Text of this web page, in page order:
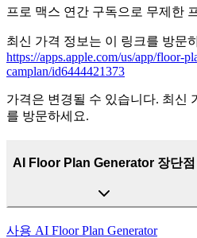
프로 맥스 연간 구독으로 무제한
최신 가격 정보는 이 링크를 방문
https://apps.apple.com/us/app/floor-
camplan/id6444421373
가격은 변경될 수 있습니다. 최신
를 방문하세요.
AI Floor Plan Generator 장단점
사용 AI Floor Plan Generator